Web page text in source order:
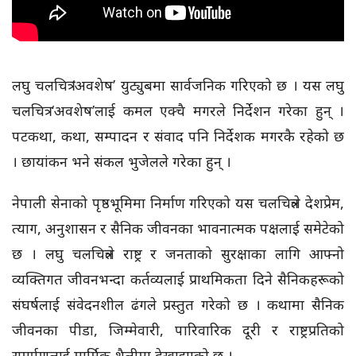
लघु चलचित्र ‘अवशेष’ युट्युबमा सार्वजनिक गरिएको छ । यस लघु
चलचित्र ‘अवशेष’लाई कमल एक्चै मगरले निर्देशन गरेका हुन् ।
पटकथा, कथा, सम्पादन र संवाद पनि निर्देशक मगरकै रहेको छ
। छायांकन भने संकल भुजेलले गरेका हुन् ।
नेपाली सेनाको पृष्ठभूमिमा निर्माण गरिएको यस चलचित्रले देशप्रेम,
त्याग, अनुशासन र सैनिक जीवनका भावनात्मक पक्षलाई समेटेको
छ । लघु चलचित्रले राष्ट्र र जनताको सुरक्षाका लागि आफ्नो
व्यक्तिगत जीवनभन्दा कर्तव्यलाई प्राथमिकता दिने सैनिकहरूको
संघर्षलाई संवेदनशील ढंगले प्रस्तुत गरेको छ । कथामा सैनिक
जीवनका पीडा, जिम्मेवारी, पारिवारिक दूरी र राष्ट्रप्रतिको